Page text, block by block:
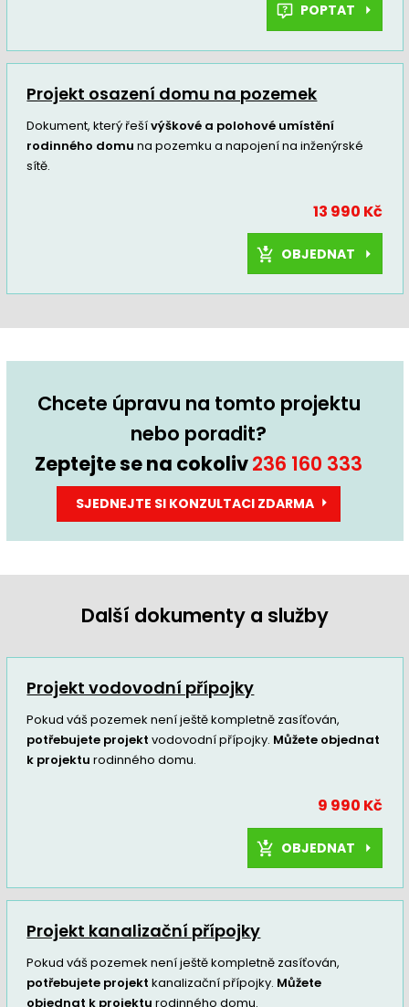
POPTAT
Projekt osazení domu na pozemek
Dokument, který řešívýškové a polohové umístění
rodinného domu na pozemku a napojení na inženýrské
sítě.
13 990 Kč
OBJEDNAT
Chcete úpravu na tomto projektu
nebo poradit?
Zeptejte se na cokoliv236 160 333
SJEDNEJTE SI KONZULTACI ZDARMA
Další dokumenty a služby
Projekt vodovodní přípojky
Pokud váš pozemek není ještě kompletně zasíťován,
potřebujete projekt vodovodní přípojky. Můžete objednat
k projektu rodinného domu.
9 990 Kč
OBJEDNAT
Projekt kanalizační přípojky
Pokud váš pozemek není ještě kompletně zasíťován,
potřebujete projekt kanalizační přípojky. Můžete
objednat k projekturodinného domu.